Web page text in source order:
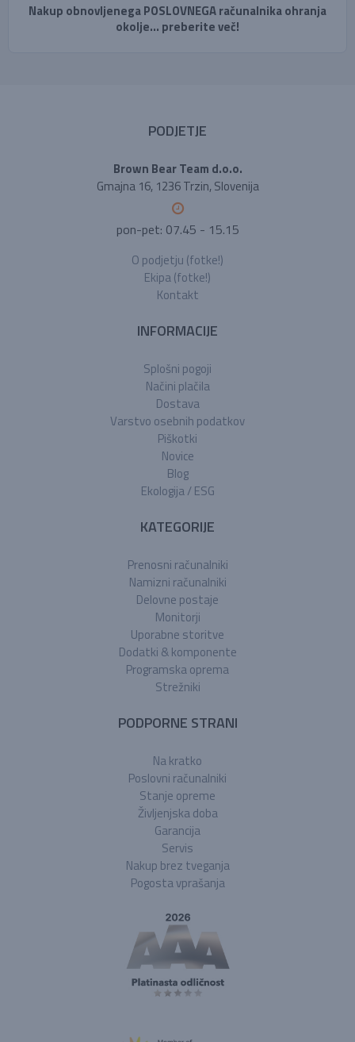
Nakup obnovljenega POSLOVNEGA računalnika ohranja
okolje... preberite več!
PODJETJE
Brown Bear Team d.o.o.
Gmajna 16, 1236 Trzin, Slovenija
pon-pet: 07.45 - 15.15
O podjetju (fotke!)
Ekipa (fotke!)
Kontakt
INFORMACIJE
Splošni pogoji
Načini plačila
Dostava
Varstvo osebnih podatkov
Piškotki
Novice
Blog
Ekologija / ESG
KATEGORIJE
Prenosni računalniki
Namizni računalniki
Delovne postaje
Monitorji
Uporabne storitve
Dodatki & komponente
Programska oprema
Strežniki
PODPORNE STRANI
Na kratko
Poslovni računalniki
Stanje opreme
Življenjska doba
Garancija
Servis
Nakup brez tveganja
Pogosta vprašanja